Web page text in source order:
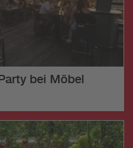
bei Möbel